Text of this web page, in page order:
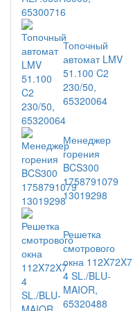
Топочный
автомат LMV
51.100 C2
230/50,
65320064
Менеджер
горения
BCS300
1758791079
13019298
Решетка
смотрового
окна 112X72X7
4 SL./BLU-
MAIOR,
65320488